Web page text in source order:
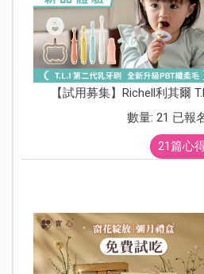
【試用募集】Richell利其爾
數量: 21 已報
21篇心